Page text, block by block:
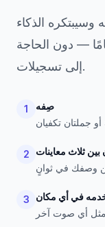
الذكاء
— دون الحاجة
إلى تسجيلات.
1
صِفه
2
بين ثلاث معاينات
3
في أي مكان